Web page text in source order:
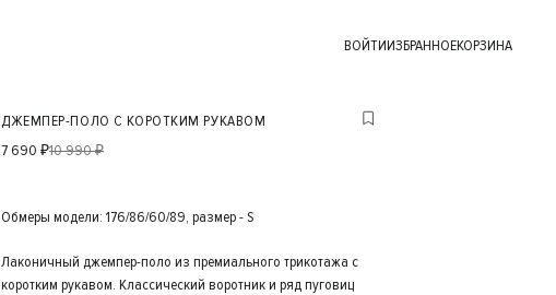
ВОЙТИИЗБРАННОЕКОРЗИНА
ДЖЕМПЕР-ПОЛО С КОРОТКИМ РУКАВОМ
7 690 ₽10 990 ₽
Обмеры модели: 176/86/60/89, размер - S
Лаконичный джемпер-поло из премиального трикотажа с
коротким рукавом. Классический воротник и ряд пуговиц